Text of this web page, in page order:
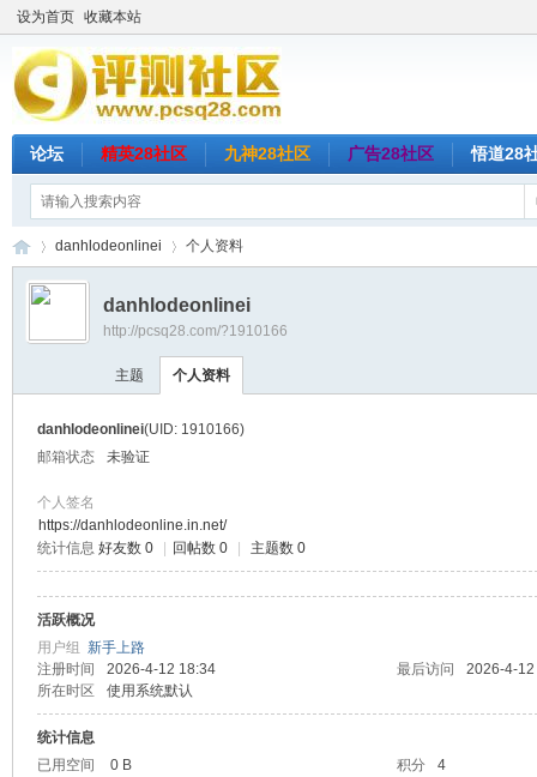
设为首页 收藏本站
论坛 精英28社区 九神28社区 广告28社区 悟道28
›
danhlodeonlinei 个人资料
danhlodeonlinei
http://pcsq28.com/?1910166
主题 个人资料
danhlodeonlinei(UID: 1910166)
邮箱状态
未验证
个人签名
https://danhlodeonline.in.net/
统计信息 好友数 0 回帖数 0 主题数 0
活跃概况
用户组 新手上路
注册时间
2026-4-12 18:34 最后访问
2026-4-
所在时区
使用系统默认
统计信息
已用空间
0 B 积分
4